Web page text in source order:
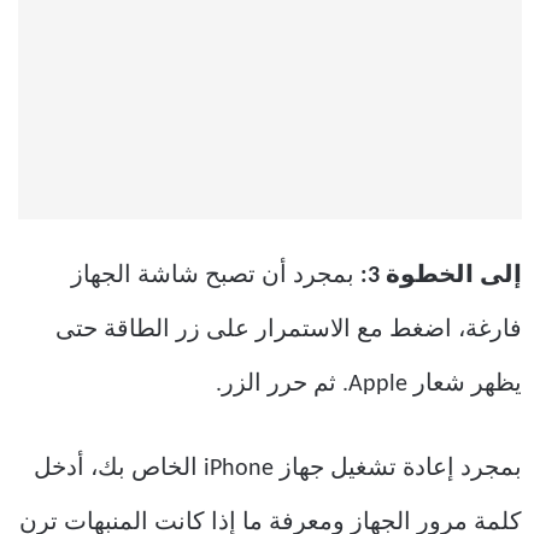
إلى الخطوة 3: بمجرد أن تصبح شاشة الجهاز
فارغة، اضغط مع الاستمرار على زر الطاقة حتى
يظهر شعار Apple. ثم حرر الزر.
بمجرد إعادة تشغيل جهاز iPhone الخاص بك، أدخل
كلمة مرور الجهاز ومعرفة ما إذا كانت المنبهات ترن